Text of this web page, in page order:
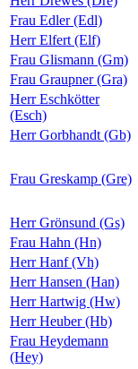
Frau Edler (Edl)
Herr Elfert (Elf)
Frau Glismann (Gm)
Frau Graupner (Gra)
Herr Eschkötter
(Esch)
Herr Gorbhandt (Gb)
Frau Greskamp (Gre)
Herr Grönsund (Gs)
Frau Hahn (Hn)
Herr Hanf (Vh)
Herr Hansen (Han)
Herr Hartwig (Hw)
Herr Heuber (Hb)
Frau Heydemann
(Hey)